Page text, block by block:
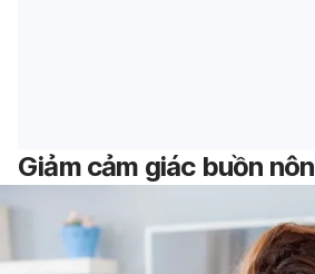
Giảm cảm giác buồn nôn